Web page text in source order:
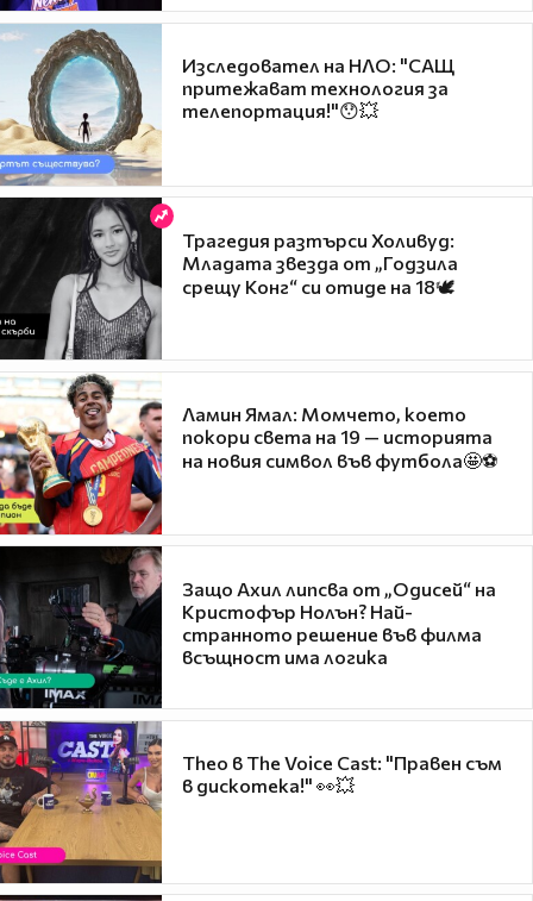
Изследовател на НЛО: "САЩ
притежават технология за
телепортация!"😯💥
Трагедия разтърси Холивуд:
Младата звезда от „Годзила
срещу Конг“ си отиде на 18🕊️
Ламин Ямал: Момчето, което
покори света на 19 — историята
на новия символ във футбола🤩⚽
Защо Ахил липсва от „Одисей“ на
Кристофър Нолън? Най-
странното решение във филма
всъщност има логика
Theo в The Voice Cast: "Правен съм
в дискотека!" 👀💥